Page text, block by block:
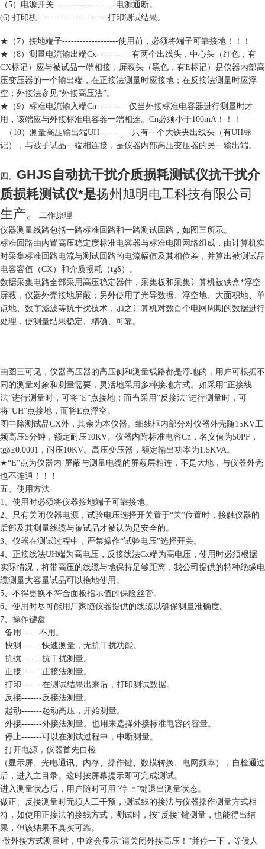
（5）电源开关---------------------电源通断。
(6) 打印机----------------------- 打印测试结果。
★（7）接地端子-------------------使用前，必须将端子可靠接地！！！
★（8）测量电流输出端Cx------------有两个出线头，中心头（红色，有
CX标记）应与被试品一端相接，屏蔽头（黑色，有E标记）是仪器内部高
压变压器的一个输出端，在正接法测量时应接地；在反接法测量时应浮
空；外接法参见“外接高压法”。
★（9）标准电流输入端Cn-----------仅当外接标准电容器进行测量时才
用，该端应与外接标准电容器一端相连。Cn必须小于100mA！！！
（10）测量高压输出端UH-----------只有一个大铁夹出线头（有UH标
记），与被子试品一端相连接，是仪器内部高压变压器的另一输出端。
四、 GHJS自动抗干扰介质损耗测试仪抗干扰介
质损耗测试仪*是扬州旭明电工科技有限公司
生产。
工作原理
仪器测量线路包括一路标准回路和一路测试回路，如图三所示。
标准回路由内置高压稳定度标准电容器与标准电阻网络组成，由计算机实
时采集标准回路电流与测试回路的电流幅值及其相位差，并算出被测试品
电容容值（CX）和介质损耗（tgδ）。
数据采集电路全部采用高压稳定器件，采集板和采集计算机被铁盒*浮空
屏蔽，仪器外壳接地屏蔽；另外使用了光导数据、浮空地、大面积地、单
点地、数字滤波等抗干扰技术，加之计算机对数百个电网周期的数据进行
处理，使测量结果稳定、精确、可靠。
由图三可见，仪器高压器的高压侧和测量线路都是浮地的，用户可根据不
同的测量对象和测量需要，灵活地采用多种接地方式。如采用“正接线
法”进行测量时，可将“E”点接地；而当采用“反接法”进行测量时，可
将“UH”点接地，而将E点浮空。
图中除测试品CX外，其余为本仪器。细线框内部分对仪器外壳随15KV工
频高压5分钟，额定耐压10KV。仪器内附标准电容Cn，名义值为50PF，
tgδ≤0.0001，耐压10KV。高压变压器，额定输出功率为1.5KVA。
★“E”点为仪器内`屏蔽与测量电缆的屏蔽层相连，不是大地，与仪器外壳
也不连通！！！
五、使用方法
1、使用时必须将仪器接地端子可靠接地。
2、只有关闭仪器电源，试验电压选择开关置于“关”位置时，接触仪器的
后部及其测量线缆与被试品才被认为是安全的。
3、仪器在测试过程中，严禁操作“试验电压”选择开关。
4、正接线法UH端为高电压，反接线法Cx端为高电压，使用时必须根据
实际情况，将带高压的线缆与地保持足够距离，我公司提供的特种绝缘电
缆测量大容量试品可以拖地使用。
5、不得更换不符合面板指示值的保险丝管。
6、使用时尽可能用厂家随仪器提供的线缆以确保测量准确度。
7、操作键盘
备用------不用。
快测-------快速测量，无抗干扰功能。
抗扰-------抗干扰测量。
正接-------正接法测量。
打印-------在测试结果出来后，打印测试数据。
反接-------反接法测量。
起动-------起动高压，开始测量。
外接-------外接法测量。也用来选择外接标准电容的容量。
停止-------可以在测试过程中，中断测量。
打开电源，仪器首先自检
（显示屏、光电通讯、内存、操作键、数模转换、电网频率），自检通过
后，进入主目录。这时按屏幕提示即可完成测试。
进入测量状态后，用户随时可用“停止”键退出测量状态。
做正、反接测量时无须人工干预，测试线的接法与仪器操作测量方式相
符，如使用正接法的接线方式，测试时，按“反接”键测量，也能得出结
果，但该结果不真实可靠。
做外接方式测量时，中途会显示“请关闭外接高压！”并停一下，等候人